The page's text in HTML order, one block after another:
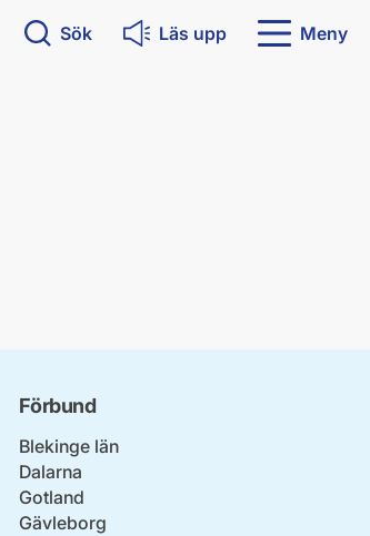
Sök Läs upp Meny
Förbund
Blekinge län
Dalarna
Gotland
Gävleborg